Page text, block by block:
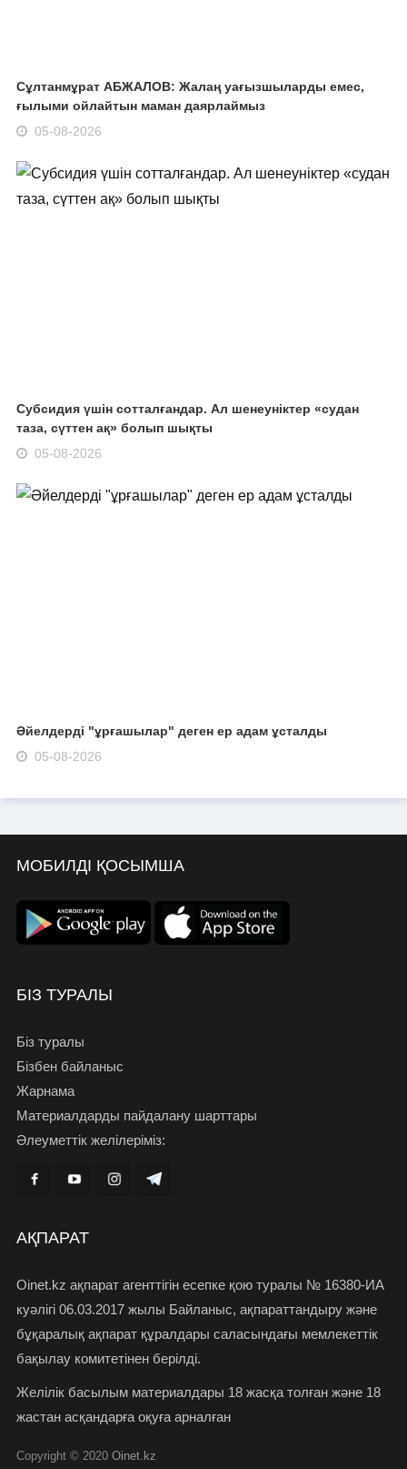
Сұлтанмұрат АБЖАЛОВ: Жалаң уағызшыларды емес,
ғылыми ойлайтын маман даярлаймыз
05-08-2026
Субсидия үшін сотталғандар. Ал шенеуніктер «судан
таза, сүттен ақ» болып шықты
05-08-2026
Әйелдерді "ұрғашылар" деген ер адам ұсталды
05-08-2026
МОБИЛДІ ҚОСЫМША
БІЗ ТУРАЛЫ
Біз туралы
Бізбен байланыс
Жарнама
Материалдарды пайдалану шарттары
Әлеуметтік желілеріміз:
АҚПАРАТ
Oinet.kz ақпарат агенттігін есепке қою туралы № 16380-ИА
куәлігі 06.03.2017 жылы Байланыс, ақпараттандыру және
бұқаралық ақпарат құралдары саласындағы мемлекеттік
бақылау комитетінен берілді.
Желілік басылым материалдары 18 жасқа толған және 18
жастан асқандарға оқуға арналған
Copyright © 2020 Oinet.kz